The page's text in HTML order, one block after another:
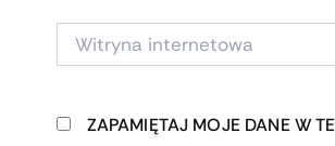
WITRYNA
INTERNETOWA
ZAPAMIĘTAJ MOJE DANE W